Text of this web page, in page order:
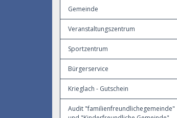
Gemeinde
Veranstaltungszentrum
Sportzentrum
Bürgerservice
Krieglach - Gutschein
Audit "familienfreundlichegemeinde"